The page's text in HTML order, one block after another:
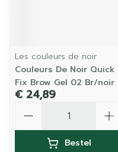
Les couleurs de noir
Couleurs De Noir Quick
Fix Brow Gel 02 Br/noir
€ 24,89
Bestel